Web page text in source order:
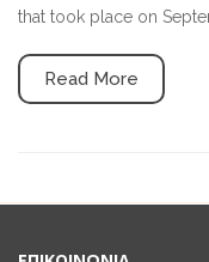
that took place on
Read More